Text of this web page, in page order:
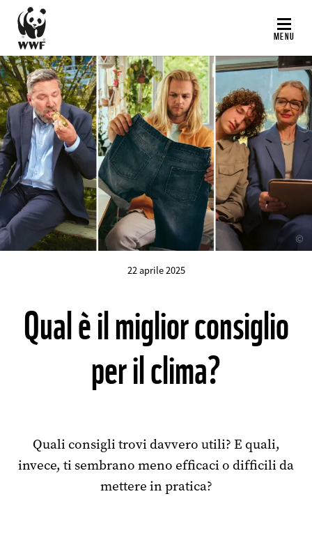
Salta
contenuto
principale
MENU
©
22 aprile 2025
Qual è il miglior consiglio
per il clima?
Quali consigli trovi davvero utili? E quali,
invece, ti sembrano meno efficaci o difficili da
mettere in pratica?